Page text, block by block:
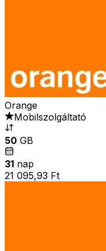
Orange
Mobilszolgáltató
50 GB
31 nap
21 095,93 Ft